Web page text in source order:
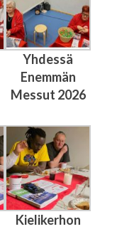
Yhdessä
Enemmän
Messut 2026
Kielikerhon